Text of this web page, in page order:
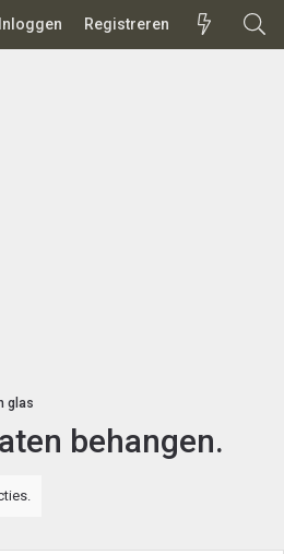
Inloggen Registreren
glas
behangen.